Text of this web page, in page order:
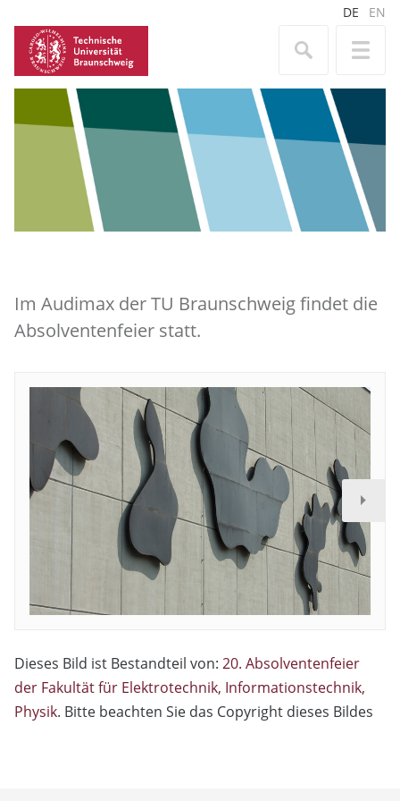
DE EN
Im Audimax der TU Braunschweig findet die
Absolventenfeier statt.
Dieses Bild ist Bestandteil von: 20. Absolventenfeier
der Fakultät für Elektrotechnik, Informationstechnik,
Physik. Bitte beachten Sie das Copyright dieses Bildes